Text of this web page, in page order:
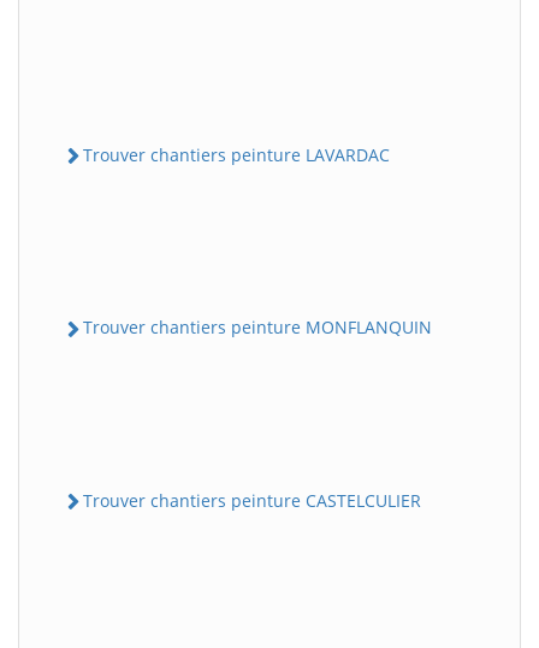
Trouver chantiers peinture LAVARDAC
Trouver chantiers peinture MONFLANQUIN
Trouver chantiers peinture CASTELCULIER